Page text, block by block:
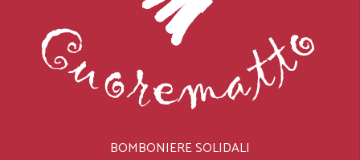
BOMBONIERE SOLIDALI